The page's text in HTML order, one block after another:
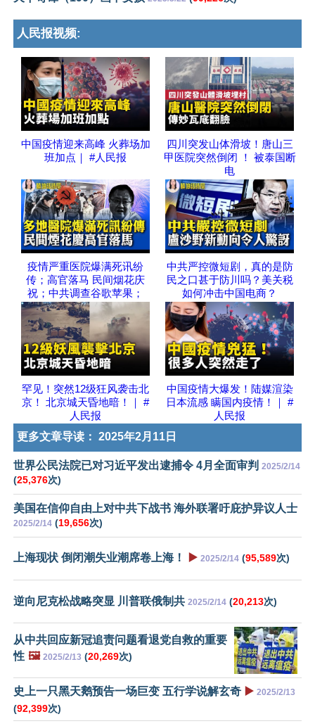
人民报视频:
中国疫情迎来高峰 火葬场加
班加点｜ #人民报
四川突发山体滑坡！唐山三
甲医院突然倒闭 ！ 被泰国断
电
疫情严重医院爆满死讯纷
传；高官落马 民间烟花庆
祝；中共调查谷歌苹果；
中共严控微短剧，真的是防
民之口甚于防川吗？美关税
如何冲击中国电商？
罕见！突然12级狂风袭击北
京！ 北京城天昏地暗！｜ #
人民报
中国疫情大爆发！陆媒渲染
日本流感 瞒国内疫情！｜ #
人民报
更多文章导读： 2025年2月11日
世界公民法院已对习近平发出逮捕令 4月全面审判 2025/2/14
(25,376次)
美国在信仰自由上对中共下战书 海外联署吁庇护异议人士
2025/2/14 (19,656次)
上海现状 倒闭潮失业潮席卷上海！ ▶️ 2025/2/14 (95,589次)
逆向尼克松战略突显 川普联俄制共 2025/2/14 (20,213次)
从中共回应新冠追责问题看退党自救的重要
性 🖼️ 2025/2/13 (20,269次)
史上一只黑天鹅预告一场巨变 五行学说解玄奇 ▶️ 2025/2/13
(92,399次)